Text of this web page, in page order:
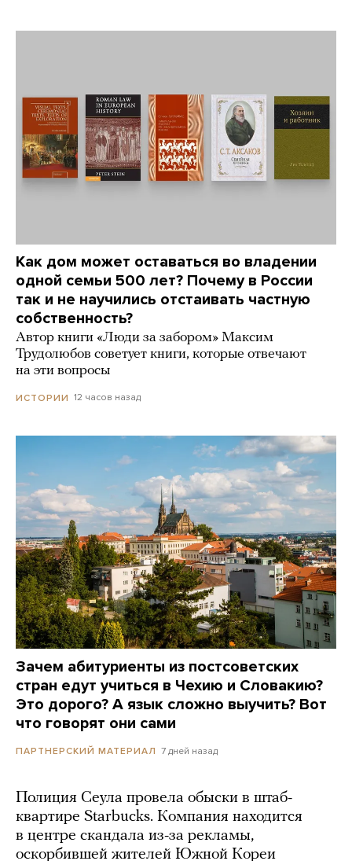
Как дом может оставаться во владении
одной семьи 500 лет? Почему в России
так и не научились отстаивать частную
собственность?
Автор книги «Люди за забором» Максим
Трудолюбов советует книги, которые отвечают
на эти вопросы
ИСТОРИИ 12 часов назад
Зачем абитуриенты из постсоветских
стран едут учиться в Чехию и Словакию?
Это дорого? А язык сложно выучить? Вот
что говорят они сами
ПАРТНЕРСКИЙ МАТЕРИАЛ 7 дней назад
Полиция Сеула провела обыски в штаб-
квартире Starbucks. Компания находится
в центре скандала из-за рекламы,
оскорбившей жителей Южной Кореи